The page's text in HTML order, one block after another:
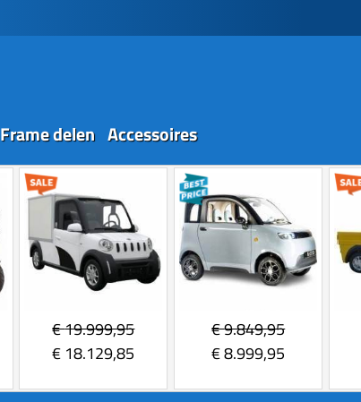
Frame delen Accessoires
€19.999,95
€ 18.129,85
€9.849,95
€8.999,95